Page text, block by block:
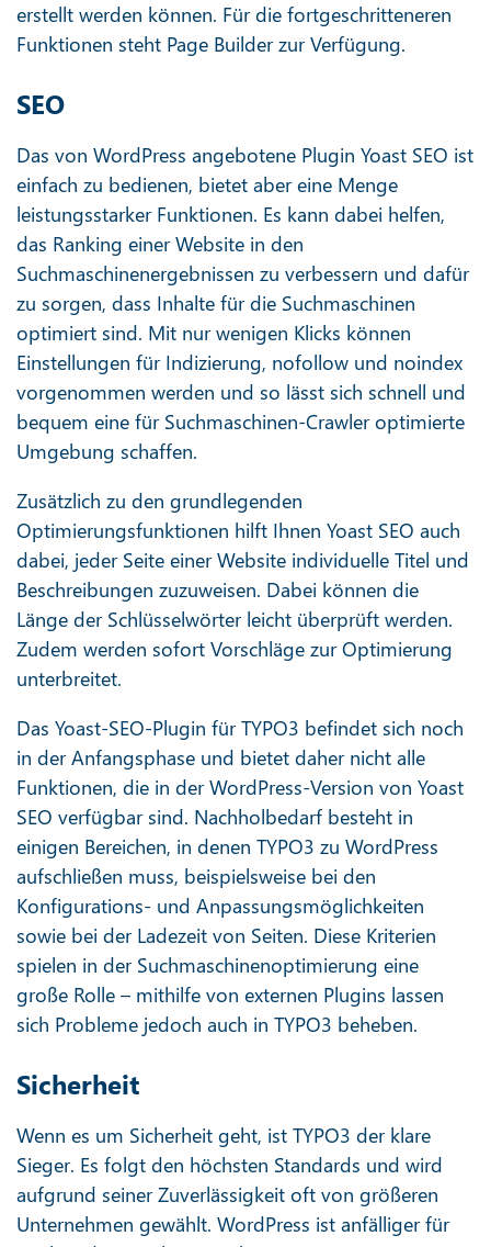
erstellt werden können. Für die fortgeschritteneren
Funktionen steht Page Builder zur Verfügung.
SEO
Das von WordPress angebotene Plugin Yoast SEO ist
einfach zu bedienen, bietet aber eine Menge
leistungsstarker Funktionen. Es kann dabei helfen,
das Ranking einer Website in den
Suchmaschinenergebnissen zu verbessern und dafür
zu sorgen, dass Inhalte für die Suchmaschinen
optimiert sind. Mit nur wenigen Klicks können
Einstellungen für Indizierung, nofollow und noindex
vorgenommen werden und so lässt sich schnell und
bequem eine für Suchmaschinen-Crawler optimierte
Umgebung schaffen.
Zusätzlich zu den grundlegenden
Optimierungsfunktionen hilft Ihnen Yoast SEO auch
dabei, jeder Seite einer Website individuelle Titel und
Beschreibungen zuzuweisen. Dabei können die
Länge der Schlüsselwörter leicht überprüft werden.
Zudem werden sofort Vorschläge zur Optimierung
unterbreitet.
Das Yoast-SEO-Plugin für TYPO3 befindet sich noch
in der Anfangsphase und bietet daher nicht alle
Funktionen, die in der WordPress-Version von Yoast
SEO verfügbar sind. Nachholbedarf besteht in
einigen Bereichen, in denen TYPO3 zu WordPress
aufschließen muss, beispielsweise bei den
Konfigurations- und Anpassungsmöglichkeiten
sowie bei der Ladezeit von Seiten. Diese Kriterien
spielen in der Suchmaschinenoptimierung eine
große Rolle – mithilfe von externen Plugins lassen
sich Probleme jedoch auch in TYPO3 beheben.
Sicherheit
Wenn es um Sicherheit geht, ist TYPO3 der klare
Sieger. Es folgt den höchsten Standards und wird
aufgrund seiner Zuverlässigkeit oft von größeren
Unternehmen gewählt. WordPress ist anfälliger für